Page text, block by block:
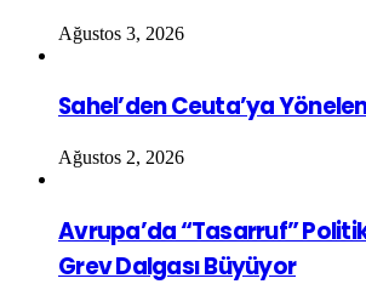
Ağustos 3, 2026
Sahel’den Ceuta’ya
Ağustos 2, 2026
Avrupa’da “Tasarruf”
Grev Dalgası Büyüyor